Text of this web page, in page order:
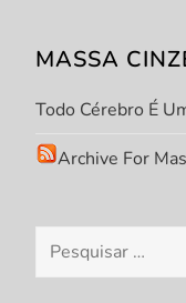
MASSA
Todo Cérebro É
Archive For
Pesquisar
por: